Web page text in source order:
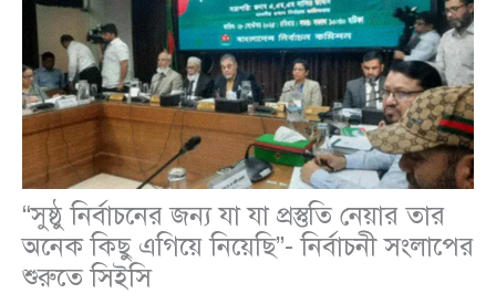
“সুষ্ঠু নির্বাচনের জন্য যা যা প্রস্তুতি নেয়ার তার
অনেক কিছু এগিয়ে নিয়েছি”- নির্বাচনী সংলাপের
শুরুতে সিইসি